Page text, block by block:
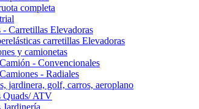
completa
- Carretillas Elevadoras
carretillas Elevadoras
y camionetas
- Convencionales
- Radiales
jardinera, golf, carros, aeroplano
Quads/ ATV